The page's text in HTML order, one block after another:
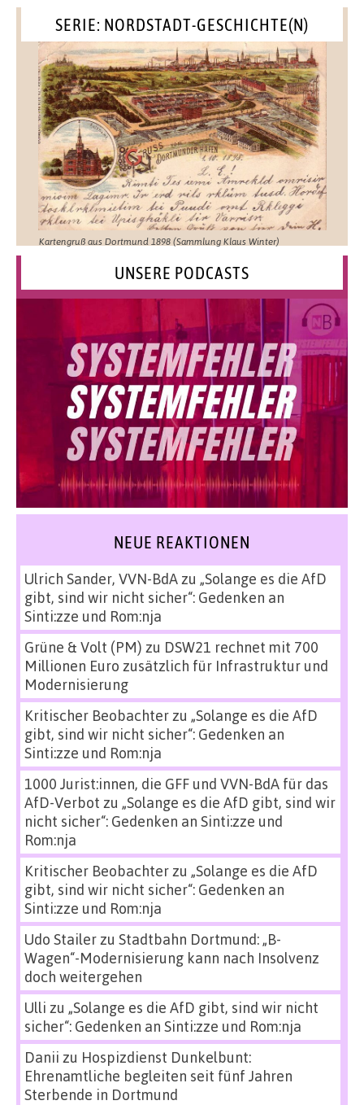
SERIE: NORDSTADT-GESCHICHTE(N)
Kartengruß aus Dortmund 1898 (Sammlung Klaus Winter)
UNSERE PODCASTS
NEUE REAKTIONEN
Ulrich Sander, VVN-BdAzu „Solange es die AfD
gibt, sind wir nicht sicher“: Gedenken an
Sinti:zze und Rom:nja
Grüne & Volt (PM) zu DSW21 rechnet mit 700
Millionen Euro zusätzlich für Infrastruktur und
Modernisierung
Kritischer Beobachterzu „Solange es die AfD
gibt, sind wir nicht sicher“: Gedenken an
Sinti:zze und Rom:nja
1000 Jurist:innen, die GFF und VVN-BdA für das
AfD-Verbot zu „Solange es die AfD gibt, sind wir
nicht sicher“: Gedenken an Sinti:zze und
Rom:nja
Kritischer Beobachterzu „Solange es die AfD
gibt, sind wir nicht sicher“: Gedenken an
Sinti:zze und Rom:nja
Udo Stailerzu Stadtbahn Dortmund: „B-
Wagen“-Modernisierung kann nach Insolvenz
doch weitergehen
Ulli zu „Solange es die AfD gibt, sind wir nicht
sicher“: Gedenken an Sinti:zze und Rom:nja
Danii zu Hospizdienst Dunkelbunt:
Ehrenamtliche begleiten seit fünf Jahren
Sterbende in Dortmund